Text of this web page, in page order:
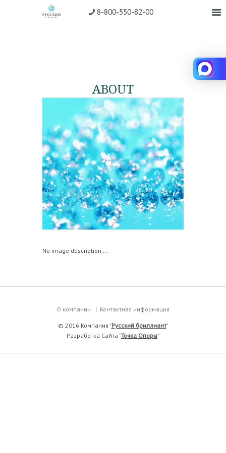
8-800-550-82-00
ABOUT
No image description ...
О компании Контактная информация
© 2016 Компания "Русский бриллиант"
Разработка Сайта "Точка Опоры"